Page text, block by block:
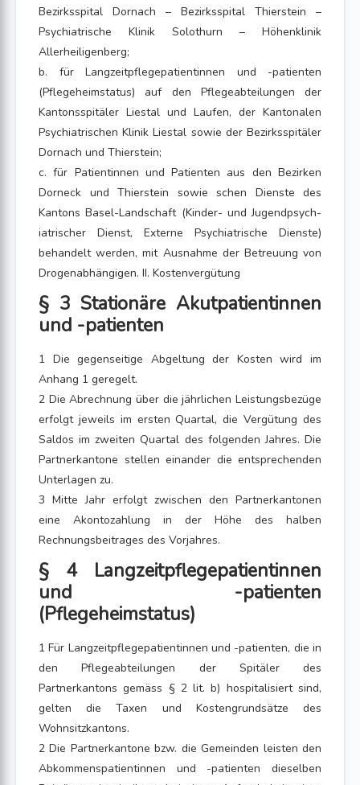
Bezirksspital Dornach – Bezirksspital Thierstein –
Psychiatrische Klinik Solothurn – Höhenklinik
Allerheiligenberg;
b. für Langzeitpflegepatientinnen und -patienten
(Pflegeheimstatus) auf den Pflegeabteilungen der
Kantonsspitäler Liestal und Laufen, der Kantonalen
Psychiatrischen Klinik Liestal sowie der Bezirksspitäler
Dornach und Thierstein;
c. für Patientinnen und Patienten aus den Bezirken
Dorneck und Thierstein sowie schen Dienste des
Kantons Basel-Landschaft (Kinder- und Jugendpsych-
iatrischer Dienst, Externe Psychiatrische Dienste)
behandelt werden, mit Ausnahme der Betreuung von
Drogenabhängigen. II. Kostenvergütung
§ 3 Stationäre Akutpatientinnen
und -patienten
1 Die gegenseitige Abgeltung der Kosten wird im
Anhang 1 geregelt.
2 Die Abrechnung über die jährlichen Leistungsbezüge
erfolgt jeweils im ersten Quartal, die Vergütung des
Saldos im zweiten Quartal des folgenden Jahres. Die
Partnerkantone stellen einander die entsprechenden
Unterlagen zu.
3 Mitte Jahr erfolgt zwischen den Partnerkantonen
eine Akontozahlung in der Höhe des halben
Rechnungsbeitrages des Vorjahres.
§ 4 Langzeitpflegepatientinnen
und -patienten
(Pflegeheimstatus)
1 Für Langzeitpflegepatientinnen und -patienten, die in
den Pflegeabteilungen der Spitäler des
Partnerkantons gemäss § 2 lit. b) hospitalisiert sind,
gelten die Taxen und Kostengrundsätze des
Wohnsitzkantons.
2 Die Partnerkantone bzw. die Gemeinden leisten den
Abkommenspatientinnen und -patienten dieselben